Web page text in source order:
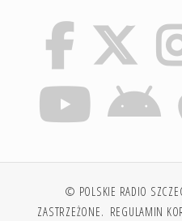
© POLSKIE RADIO
ZASTRZEŻONE. REGULAMIN